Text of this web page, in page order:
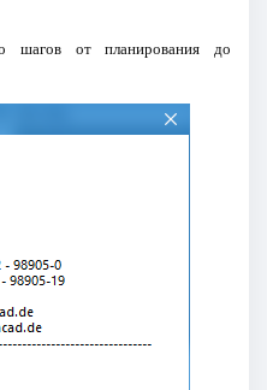
шагов от планирования до